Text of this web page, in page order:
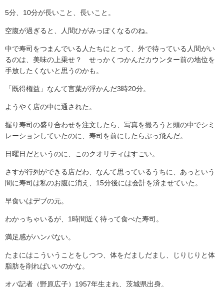
5分、10分が長いこと、長いこと。
空腹が過ぎると、人間ひがみっぽくなるのね。
中で寿司をつまんでいる人たちにとって、外で待っている人間がい
るのは、美味の上乗せ？ せっかくつかんだカウンター前の地位を
手放したくないと思うのかも。
「既得権益」なんて言葉が浮かんだ3時20分。
ようやく店の中に通された。
握り寿司の盛り合わせを注文したら、写真を撮ろうと頭の中でシミ
レーションしていたのに、寿司を前にしたらぶっ飛んだ。
日曜日だというのに、このクオリティはすごい。
さすが行列ができる店だわ、なんて思っているうちに、あっという
間に寿司は私のお腹に消え、15分後には会計を済ませていた。
早食いはデブの元。
わかっちゃいるが、1時間近く待って食べた寿司。
満足感がハンパない。
たまにはこういうことをしつつ、体をだましだまし、じりじりと体
脂肪を削ればいいのかな。
オバ記者（野原広子）1957年生まれ、茨城県出身。